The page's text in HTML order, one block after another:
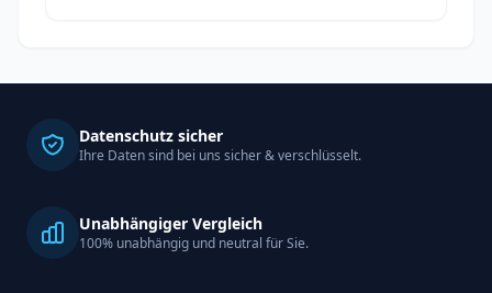
Datenschutz sicher
Ihre Daten sind bei uns sicher & verschlüsselt.
Unabhängiger Vergleich
100% unabhängig und neutral für Sie.